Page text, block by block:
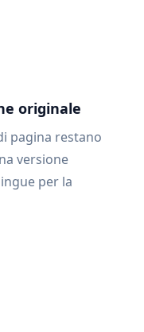
originale
pagina restano
versione
per la